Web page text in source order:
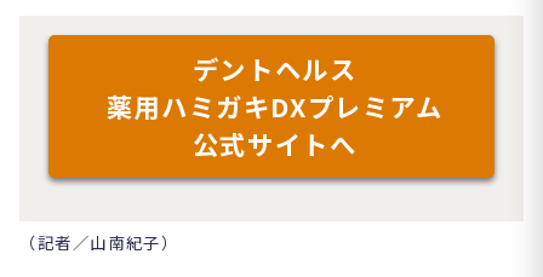
デントヘルス
薬用ハミガキDXプレミアム
公式サイトへ
（記者／山南紀子）